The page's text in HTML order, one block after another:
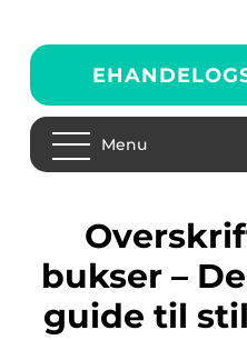
Menu
Overskrift (): Chino
bukser –
guide til